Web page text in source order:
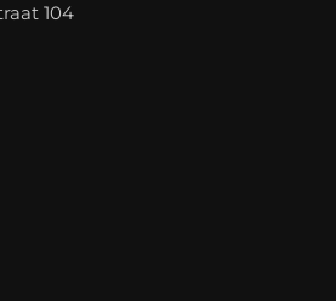
104